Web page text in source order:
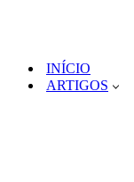
INÍCIO
ARTIGOS